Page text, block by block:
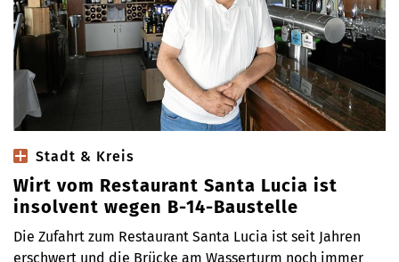
Stadt & Kreis
Wirt vom Restaurant Santa Lucia ist
insolvent wegen B-14-Baustelle
Die Zufahrt zum Restaurant Santa Lucia ist seit Jahren
erschwert und die Brücke am Wasserturm noch immer